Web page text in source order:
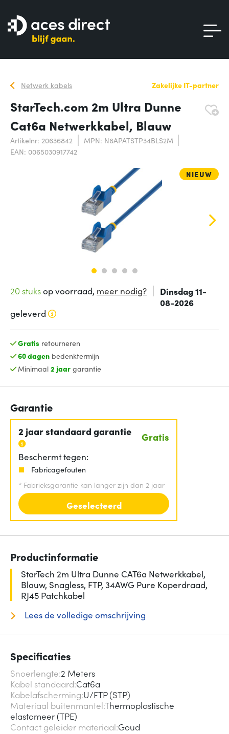
Netwerk kabels Zakelijke IT-partner
StarTech.com 2m Ultra Dunne
Cat6a Netwerkkabel, Blauw
Artikelnr: 20636842
MPN: N6APATSTP34BLS2M
EAN: 0065030917742
NIEUW
20 stuksop voorraad, meer nodig?
Dinsdag 11-
08-2026
geleverd
Gratis retourneren
60 dagenbedenktermijn
Minimaal 2 jaargarantie
Garantie
2 jaar standaard garantie Gratis
Beschermt tegen:
Fabricagefouten
* Fabrieksgarantie kan langer zijn dan 2 jaar
Geselecteerd
Productinformatie
StarTech 2m Ultra Dunne CAT6a Netwerkkabel,
Blauw, Snagless, FTP, 34AWG Pure Koperdraad,
RJ45 Patchkabel
Lees de volledige omschrijving
Specificaties
Snoerlengte 2 Meters
Kabel standaard Cat6a
Kabelafscherming U/FTP (STP)
Materiaal buitenmantelThermoplastische
elastomeer (TPE)
Contact geleider materiaal Goud